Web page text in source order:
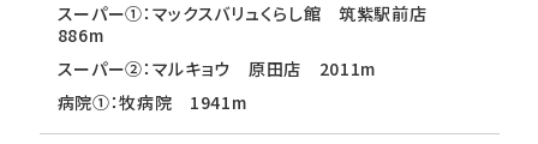
スーパー①：マックスバリュくらし館 筑紫駅前店
886m
スーパー②：マルキョウ 原田店 2011m
病院①：牧病院 1941m